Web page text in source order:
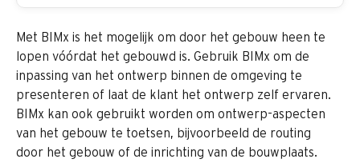
Met BIMx is het mogelijk om door het gebouw heen te
lopen vóórdat het gebouwd is. Gebruik BIMx om de
inpassing van het ontwerp binnen de omgeving te
presenteren of laat de klant het ontwerp zelf ervaren.
BIMx kan ook gebruikt worden om ontwerp-aspecten
van het gebouw te toetsen, bijvoorbeeld de routing
door het gebouw of de inrichting van de bouwplaats.